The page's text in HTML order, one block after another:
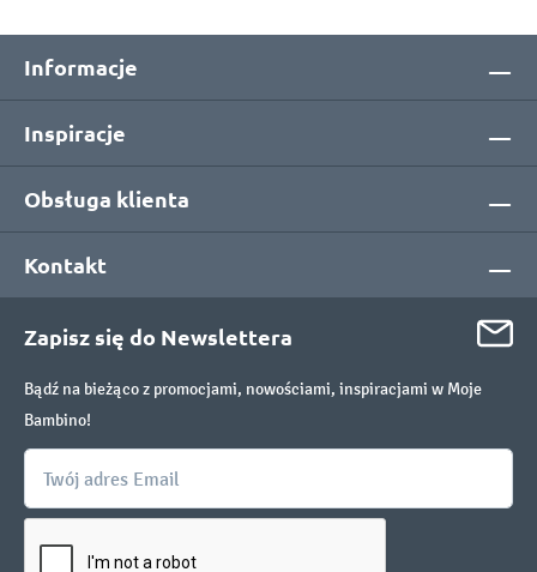
Informacje
Inspiracje
Obsługa klienta
Kontakt
Zapisz się do Newslettera
Bądź na bieżąco z promocjami, nowościami, inspiracjami w Moje
Bambino!